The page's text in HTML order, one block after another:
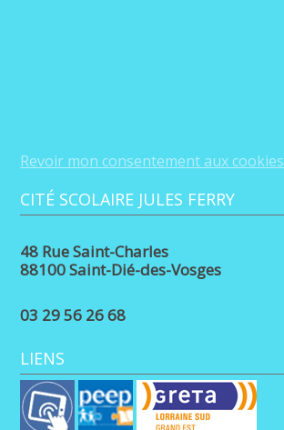
Revoir mon consentement aux cookies
CITÉ SCOLAIRE JULES FERRY
48 Rue Saint-Charles
88100 Saint-Dié-des-Vosges
03 29 56 26 68
LIENS